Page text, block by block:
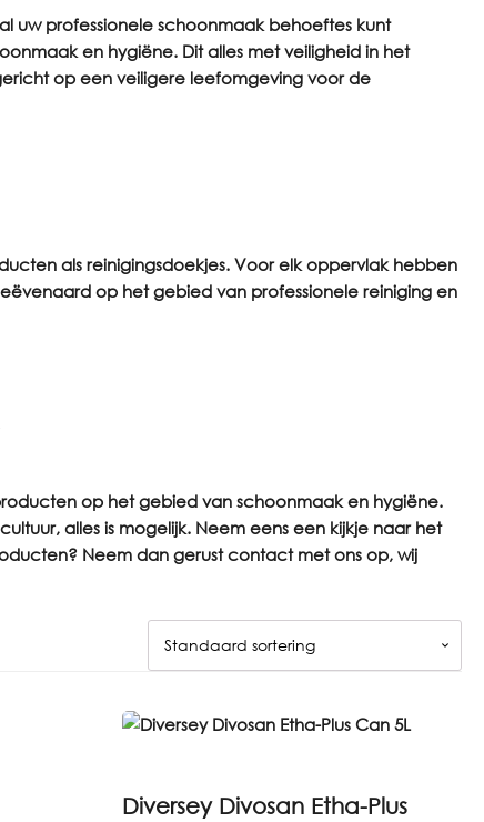
uw professionele schoonmaak behoeftes kunt
en hygiëne. Dit alles met veiligheid in het
op een veiligere leefomgeving voor de
als reinigingsdoekjes. Voor elk oppervlak hebben
op het gebied van professionele reiniging en
op het gebied van schoonmaak en hygiëne.
alles is mogelijk. Neem eens een kijkje naar het
Neem dan gerustcontactmet ons op, wij
Diversey Divosan Etha-Plus